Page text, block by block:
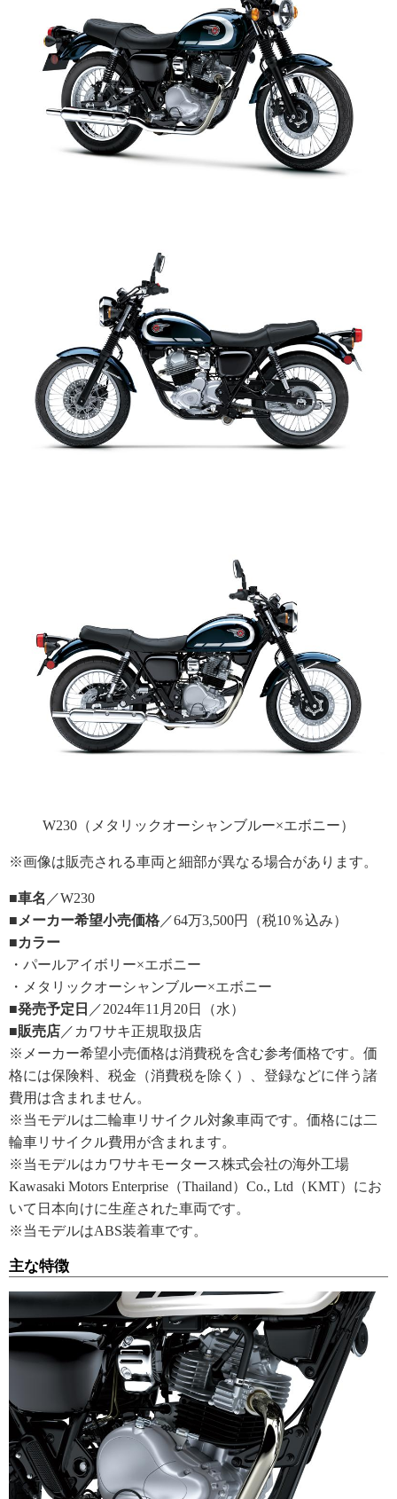
W230（メタリックオーシャンブルー×エボニー）
※画像は販売される車両と細部が異なる場合があります。
■車名 ／W230
■メーカー希望小売価格／64万3,500円（税10％込み）
■カラー
・パールアイボリー×エボニー
・メタリックオーシャンブルー×エボニー
■発売予定日 ／2024年11月20日（水）
■販売店 ／カワサキ正規取扱店
※メーカー希望小売価格は消費税を含む参考価格です。価
格には保険料、税金（消費税を除く）、登録などに伴う諸
費用は含まれません。
※当モデルは二輪車リサイクル対象車両です。価格には二
輪車リサイクル費用が含まれます。
※当モデルはカワサキモータース株式会社の海外工場
Kawasaki Motors Enterprise（Thailand）Co., Ltd（KMT）にお
いて日本向けに生産された車両です。
※当モデルはABS装着車です。
主な特徴